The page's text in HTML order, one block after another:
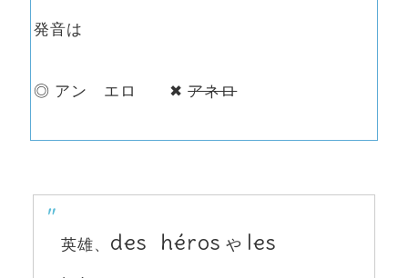
発音は
◎ アン エロ ✖︎アネロ
英雄、 des héros や les